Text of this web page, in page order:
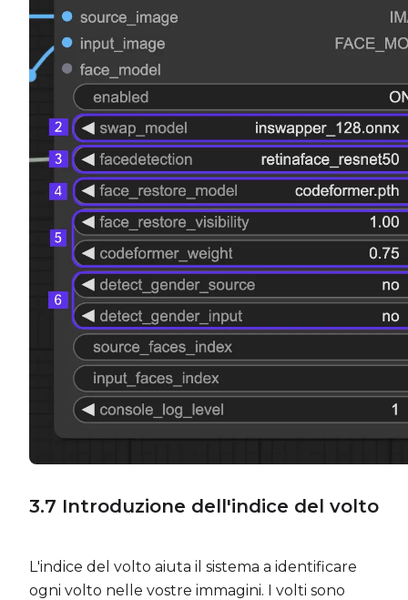
3.7 Introduzione dell'indice del volto
L'indice del volto aiuta il sistema a identificare
ogni volto nelle vostre immagini. I volti sono